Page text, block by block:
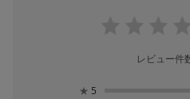
レビュー件
★ 5